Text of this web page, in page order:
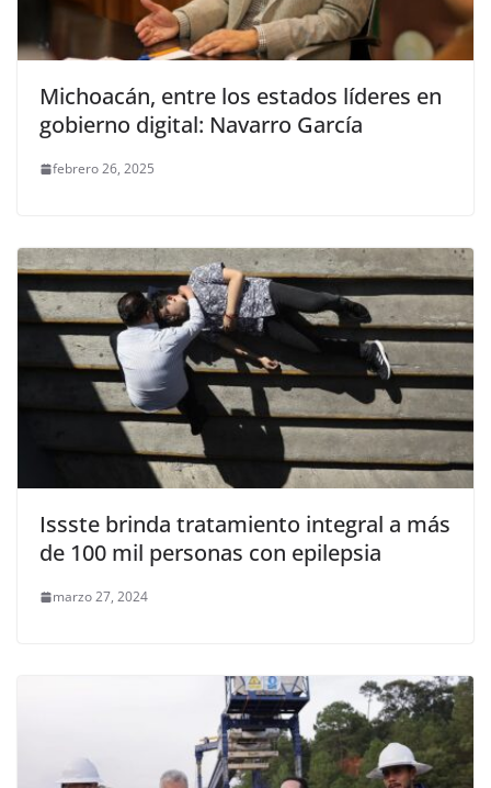
Michoacán, entre los estados líderes en
gobierno digital: Navarro García
febrero 26, 2025
Issste brinda tratamiento integral a más
de 100 mil personas con epilepsia
marzo 27, 2024